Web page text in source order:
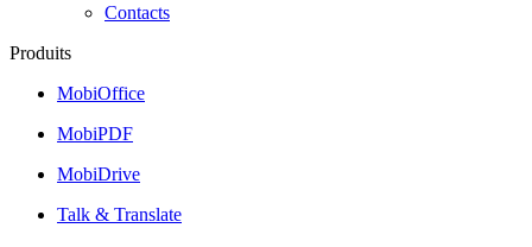
Contacts
Produits
MobiOffice
MobiPDF
MobiDrive
Talk & Translate